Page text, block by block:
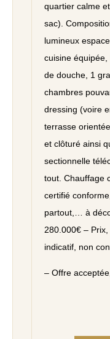
quartier calme
sac).
lumineux
cuisine
de douche, 1
chambres
dressing (voire
terrasse
et clôturé ainsi
sectionnelle
tout. Chauffage
certifié
partout,… à
280.000€ –
indicatif, non
– Offre